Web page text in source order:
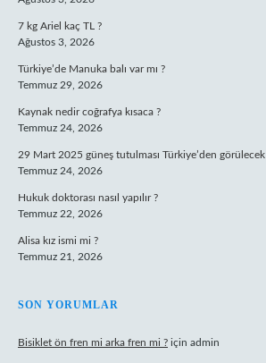
7 kg Ariel kaç TL ?
Ağustos 3, 2026
Türkiye’de Manuka balı var mı ?
Temmuz 29, 2026
Kaynak nedir coğrafya kısaca ?
Temmuz 24, 2026
29 Mart 2025 güneş tutulması Türkiye’den
Temmuz 24, 2026
Hukuk doktorası nasıl yapılır ?
Temmuz 22, 2026
Alisa kız ismi mi ?
Temmuz 21, 2026
SON YORUMLAR
Bisiklet ön fren mi arka fren mi ? için admin